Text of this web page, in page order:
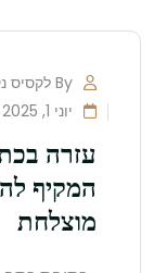
By לקסיס נקסט - מחקר וחיפוש משפטי
יוני 1, 2025
עזרה
המקיף
מוצלחת